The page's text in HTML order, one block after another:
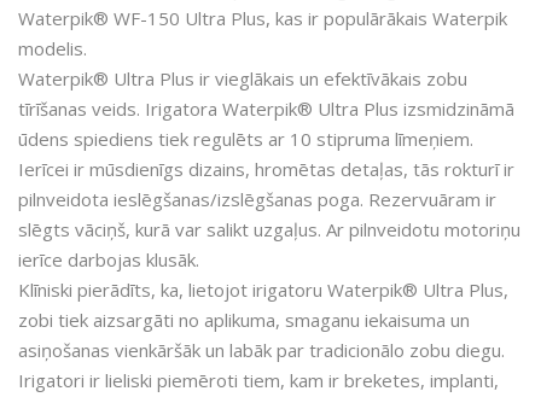
Waterpik® WF-150 Ultra Plus, kas ir populārākais Waterpik
modelis.
Waterpik® Ultra Plus ir vieglākais un efektīvākais zobu
tīrīšanas veids. Irigatora Waterpik® Ultra Plus izsmidzināmā
ūdens spiediens tiek regulēts ar 10 stipruma līmeņiem.
Ierīcei ir mūsdienīgs dizains, hromētas detaļas, tās rokturī ir
pilnveidota ieslēgšanas/izslēgšanas poga. Rezervuāram ir
slēgts vāciņš, kurā var salikt uzgaļus. Ar pilnveidotu motoriņu
ierīce darbojas klusāk.
Klīniski pierādīts, ka, lietojot irigatoru Waterpik® Ultra Plus,
zobi tiek aizsargāti no aplikuma, smaganu iekaisuma un
asiņošanas vienkāršāk un labāk par tradicionālo zobu diegu.
Irigatori ir lieliski piemēroti tiem, kam ir breketes, implanti,